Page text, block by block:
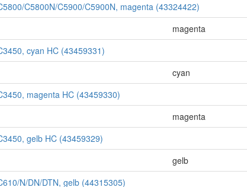
C5800N/C5900/C5900N, magenta (43324422)
magenta
cyan HC (43459331)
cyan
magenta HC (43459330)
magenta
gelb HC (43459329)
gelb
N/DN/DTN, gelb (44315305)